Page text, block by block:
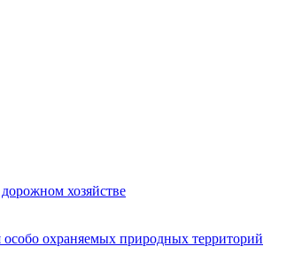
хозяйстве
охраняемых природных территорий